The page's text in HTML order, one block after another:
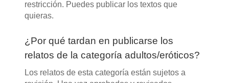
restricción. Puedes publicar los textos que
quieras.
¿Por qué tardan en publicarse los
relatos de la categoría adultos/eróticos?
Los relatos de esta categoría están sujetos a